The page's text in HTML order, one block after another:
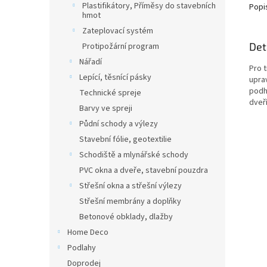
Plastifikátory, Příměsy do stavebních
hmot
Zateplovací systém
Protipožární program
Nářadí
Lepící, těsnící pásky
Technické spreje
Barvy ve spreji
Půdní schody a výlezy
Stavební fólie, geotextilie
Schodiště a mlynářské schody
PVC okna a dveře, stavební pouzdra
Střešní okna a střešní výlezy
Střešní membrány a doplňky
Betonové obklady, dlažby
Home Deco
Podlahy
Doprodej
Pro